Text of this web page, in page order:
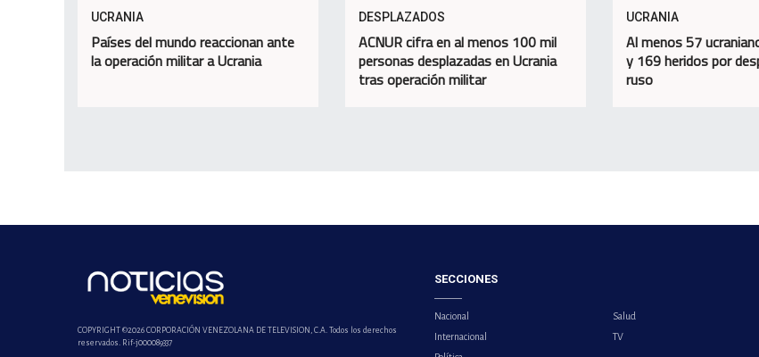
UCRANIA
Países del mundo reaccionan ante
la operación militar a Ucrania
DESPLAZADOS
ACNUR cifra en al menos 100 mil
personas desplazadas en Ucrania
tras operación militar
UCRANIA
Al menos 57
y 169 heridos por
ruso
COPYRIGHT ©2026 CORPORACIÓN VENEZOLANA DE TELEVISION, C.A. Todos los derechos
reservados. Rif-j000089337
SECCIONES
Nacional
Internacional
Salud
TV